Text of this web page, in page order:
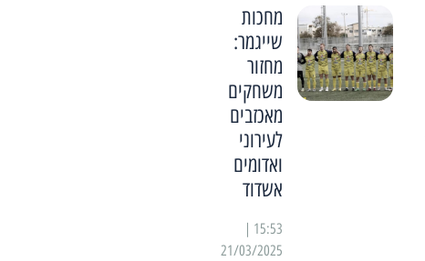
מחכות
שייגמר:
מחזור
משחקים
מאכזבים
לעירוני
ואדומים
אשדוד
21/03/2025